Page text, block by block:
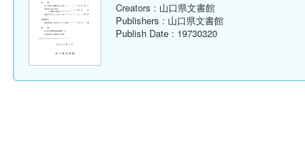
Creators : 山口県文書館
Publishers : 山口県文書館
Publish Date : 19730320